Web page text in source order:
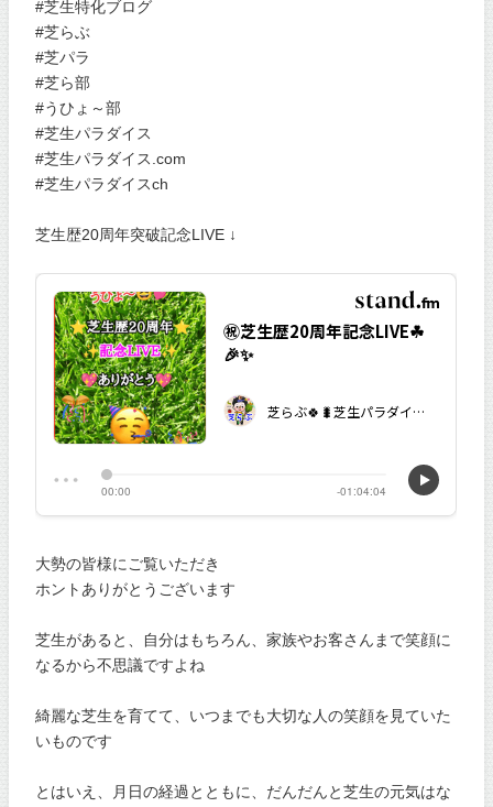
#芝生特化ブログ
#芝らぶ
#芝パラ
#芝ら部
#うひょ～部
#芝生パラダイス
#芝生パラダイス.com
#芝生パラダイスch
芝生歴20周年突破記念LIVE ↓
大勢の皆様にご覧いただき
ホントありがとうございます
芝生があると、自分はもちろん、家族やお客さんまで笑顔に
なるから不思議ですよね
綺麗な芝生を育てて、いつまでも大切な人の笑顔を見ていた
いものです
とはいえ、月日の経過とともに、だんだんと芝生の元気はな